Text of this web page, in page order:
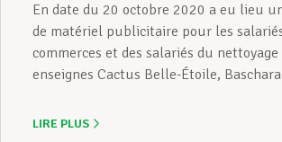
Actualités
En date du 20 octobre 2020 a eu lieu
de matériel publicitaire pour les
commerces et des salariés du nettoyage
enseignes Cactus Belle-Étoile,
LIRE PLUS